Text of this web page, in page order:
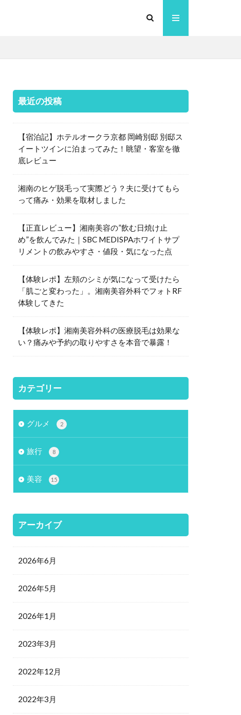
最近の投稿
【宿泊記】ホテルオークラ京都 岡崎別邸 別邸ス
イートツインに泊まってみた！眺望・客室を徹
底レビュー
湘南のヒゲ脱毛って実際どう？夫に受けてもら
って痛み・効果を取材しました
【正直レビュー】湘南美容の”飲む日焼け止
め”を飲んでみた｜SBC MEDISPAホワイトサプ
リメントの飲みやすさ・値段・気になった点
【体験レポ】左頬のシミが気になって受けたら
「肌ごと変わった」。湘南美容外科でフォトRF
体験してきた
【体験レポ】湘南美容外科の医療脱毛は効果な
い？痛みや予約の取りやすさを本音で暴露！
カテゴリー
グルメ 2
旅行 8
美容 15
アーカイブ
2026年6月
2026年5月
2026年1月
2023年3月
2022年12月
2022年3月